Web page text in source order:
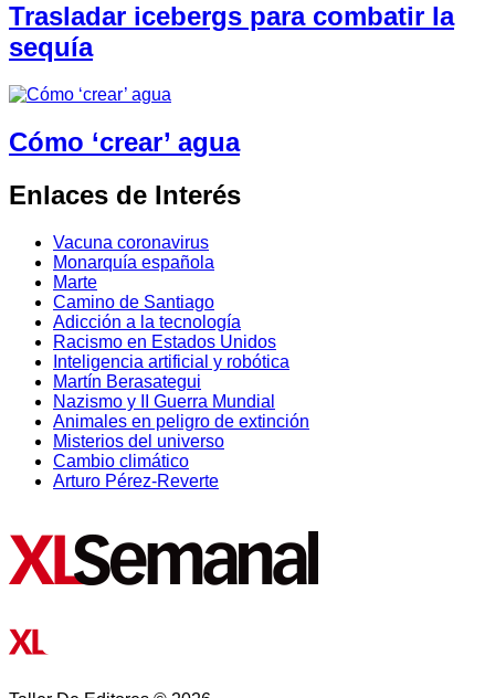
Trasladar icebergs para combatir la
sequía
Cómo ‘crear’ agua
Enlaces de Interés
Vacuna coronavirus
Monarquía española
Marte
Camino de Santiago
Adicción a la tecnología
Racismo en Estados Unidos
Inteligencia artificial y robótica
Martín Berasategui
Nazismo y II Guerra Mundial
Animales en peligro de extinción
Misterios del universo
Cambio climático
Arturo Pérez-Reverte